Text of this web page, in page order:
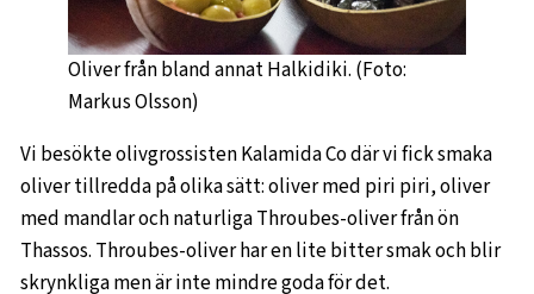
Oliver från bland annat Halkidiki. (Foto:
Markus Olsson)
Vi besökte olivgrossisten Kalamida Co där vi fick smaka
oliver tillredda på olika sätt: oliver med piri piri, oliver
med mandlar och naturliga Throubes-oliver från ön
Thassos. Throubes-oliver har en lite bitter smak och blir
skrynkliga men är inte mindre goda för det.